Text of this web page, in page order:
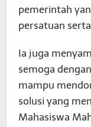
pemerintah
persatuan
Ia juga
semoga
mampu
solusi yang
Mahasiswa